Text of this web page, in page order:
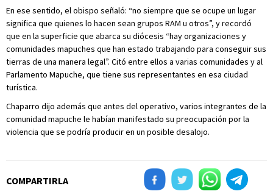
En ese sentido, el obispo señaló: “no siempre que se ocupe un lugar
significa que quienes lo hacen sean grupos RAM u otros”, y recordó
que en la superficie que abarca su diócesis “hay organizaciones y
comunidades mapuches que han estado trabajando para conseguir sus
tierras de una manera legal”. Citó entre ellos a varias comunidades y al
Parlamento Mapuche, que tiene sus representantes en esa ciudad
turística.
Chaparro dijo además que antes del operativo, varios integrantes de la
comunidad mapuche le habían manifestado su preocupación por la
violencia que se podría producir en un posible desalojo.
COMPARTIRLA